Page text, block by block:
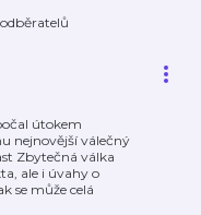
odběratelů
útokem
nejnovější válečný
Zbytečná válka
ale i úvahy o
se může celá